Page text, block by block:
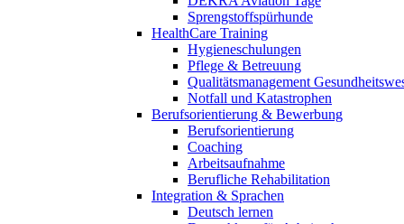
Sprengstoffspürhunde
HealthCare Training
Hygieneschulungen
Pflege & Betreuung
Qualitätsmanagement
Notfall und Katastrophen
Berufsorientierung & Bewerbung
Berufsorientierung
Coaching
Arbeitsaufnahme
Berufliche Rehabilitation
Integration & Sprachen
Deutsch lernen